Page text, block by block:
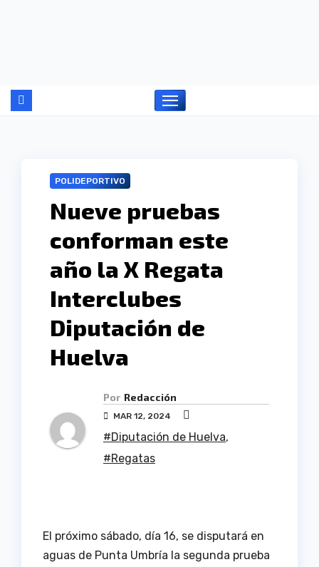
POLIDEPORTIVO
Nueve pruebas
conforman este
año la X Regata
Interclubes
Diputación de
Huelva
Por Redacción
MAR 12, 2024
#Diputación de Huelva,
#Regatas
El próximo sábado, día 16, se disputará en
aguas de Punta Umbría la segunda prueba